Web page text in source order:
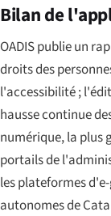
Bilan de
OADIS publie un
droits des
l'accessibilité ;
hausse continue
numérique, la plus
portails de
les plateformes
autonomes de